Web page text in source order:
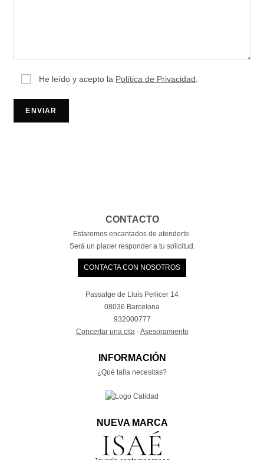
He leído y acepto la Política de Privacidad
CONTACTO
Estaremos encantados de atenderte.
Será un placer responder a tu solicitud.
CONTACTA CON NOSOTROS
Passatge de Lluís Pellicer 14
08036 Barcelona
932000777
Concertar una cita· Asesoramiento
INFORMACIÓN
¿Qué talla necesitas?
NUEVA MARCA